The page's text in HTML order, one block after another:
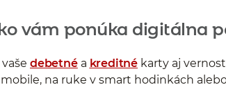
vám ponúka digitálna
debetnéa kreditné karty aj
na ruke v smart hodinkách